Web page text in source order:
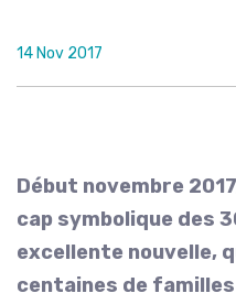
14 Nov 2017
Début novembre
cap symbolique des
excellente nouvelle,
centaines de